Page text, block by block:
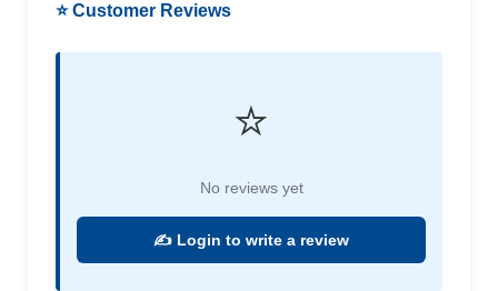
⭐ Customer Reviews
⭐
No reviews yet
✍️ Login to write a review